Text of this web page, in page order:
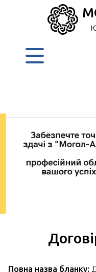
Повна назва бланку: